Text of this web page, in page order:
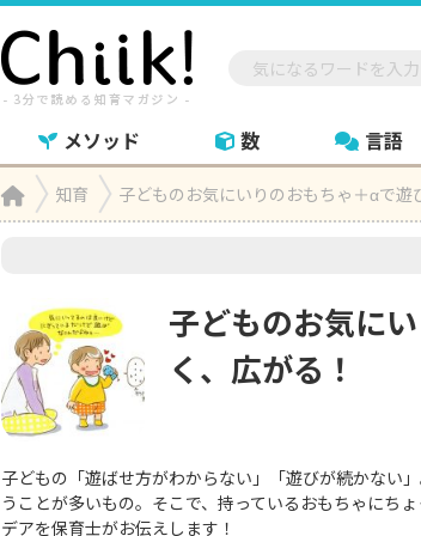
メソッド 数 言語
Home知育 子どものお気にいりのおもちゃ＋αで遊
子どものお気に
く、広がる！
子どもの「遊ばせ方がわからない」「遊びが続かない
うことが多いもの。そこで、持っているおもちゃにち
デアを保育士がお伝えします！